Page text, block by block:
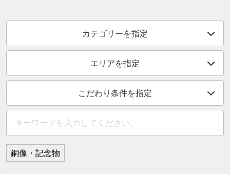
カテゴリーを指定
エリアを指定
こだわり条件を指定
銅像・記念物